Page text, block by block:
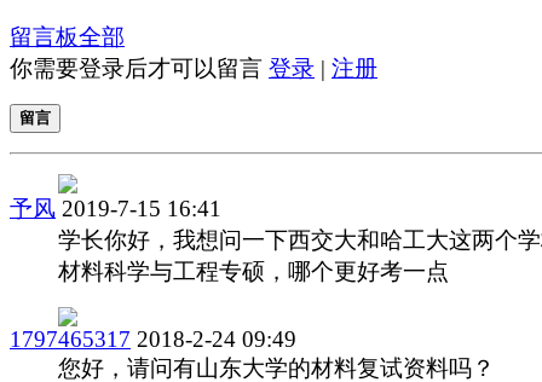
留言板全部
你需要登录后才可以留言 登录 | 注册
留言
予风 2019-7-15 16:41
学长你好，我想问一下西交大和哈工大这两个
材料科学与工程专硕，哪个更好考一点
1797465317 2018-2-24 09:49
您好，请问有山东大学的材料复试资料吗？